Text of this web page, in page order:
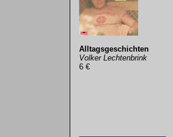
Alltagsgeschichten
Volker Lechtenbrink
6 €